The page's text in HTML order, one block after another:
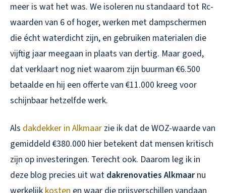
meer is wat het was. We isoleren nu standaard tot Rc-
waarden van 6 of hoger, werken met dampschermen
die écht waterdicht zijn, en gebruiken materialen die
vijftig jaar meegaan in plaats van dertig. Maar goed,
dat verklaart nog niet waarom zijn buurman €6.500
betaalde en hij een offerte van €11.000 kreeg voor
schijnbaar hetzelfde werk.
Als dakdekker in Alkmaar zie ik dat de WOZ-waarde van
gemiddeld €380.000 hier betekent dat mensen kritisch
zijn op investeringen. Terecht ook. Daarom leg ik in
deze blog precies uit wat dakrenovaties Alkmaarnu